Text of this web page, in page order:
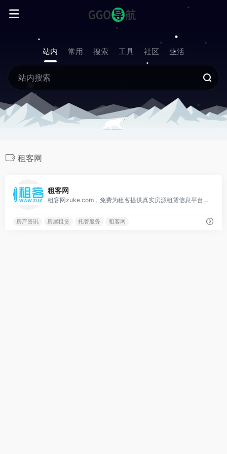
站内 常用 搜索 工具 社区 生活
租客网
租客网
租客网zuke.com，免费为租客提供真实房源租赁信息平台，可发布房屋租赁信息、公寓出租信息、出租信息、求租信息、合租信息，提供房屋托管服务，免费提供房产SAAS系统，通过租客惠为租客提供折扣信息。
房产资讯 房屋租赁 托管服务 租客网